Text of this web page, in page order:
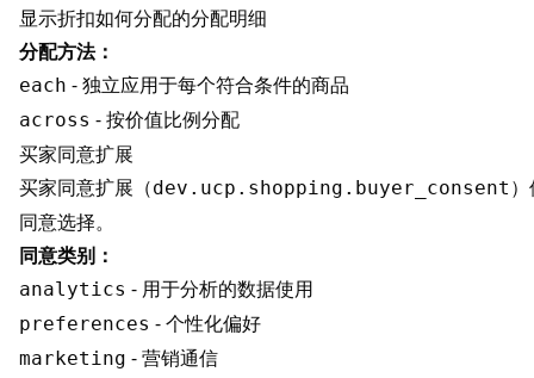
显示折扣如何分配的分配明细
分配方法：
each - 独立应用于每个符合条件的商品
across - 按价值比例分配
买家同意扩展
买家同意扩展（dev.ucp.shopping.buyer_consent
同意选择。
同意类别：
analytics - 用于分析的数据使用
preferences - 个性化偏好
marketing - 营销通信